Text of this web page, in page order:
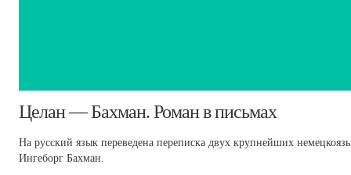
Целан — Бахман. Роман в письмах
На русский язык переведена переписка двух крупнейших
Ингеборг Бахман.